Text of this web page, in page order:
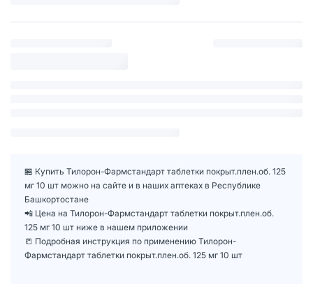
🏪 Купить Тилорон-Фармстандарт таблетки покрыт.плен.об. 125
мг 10 шт можно на сайте и в наших аптеках в Республике
Башкортостане
📲 Цена на Тилорон-Фармстандарт таблетки покрыт.плен.об.
125 мг 10 шт ниже в нашем приложении
📒 Подробная инструкция по применению Тилорон-
Фармстандарт таблетки покрыт.плен.об. 125 мг 10 шт